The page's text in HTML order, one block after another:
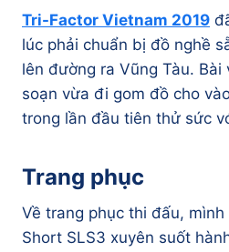
Tri-Factor Vietnam 2019
lúc phải chuẩn bị đồ nghề
lên đường ra Vũng Tàu. Bài
soạn vừa đi gom đồ cho
trong lần đầu tiên thử sức
Trang phục
Về trang phục thi đấu,
Short SLS3 xuyên suốt